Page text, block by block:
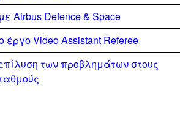
Airbus Defence & Space
έργο Video Assistant Referee
των προβλημάτων στους